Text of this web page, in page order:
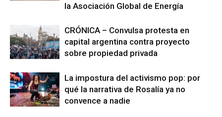
la Asociación Global de Energía
CRÓNICA – Convulsa protesta en
capital argentina contra proyecto
sobre propiedad privada
La impostura del activismo pop: por
qué la narrativa de Rosalía ya no
convence a nadie